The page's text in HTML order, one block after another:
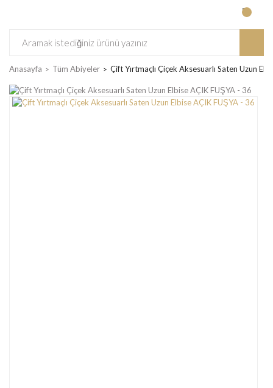
Anasayfa Tüm Abiyeler Çift Yırtmaçlı Çiçek Aksesuarlı Saten Uzun